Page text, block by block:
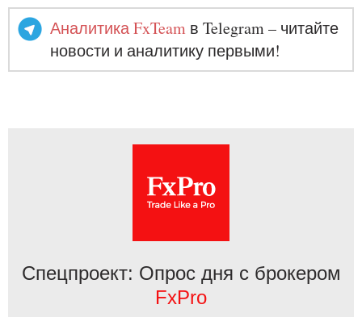
Аналитика FxTeam в Telegram – читайте
новости и аналитику первыми!
Спецпроект: Опрос дня с брокером
FxPro